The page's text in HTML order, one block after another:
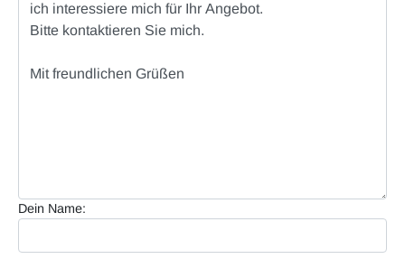
Dein Name: